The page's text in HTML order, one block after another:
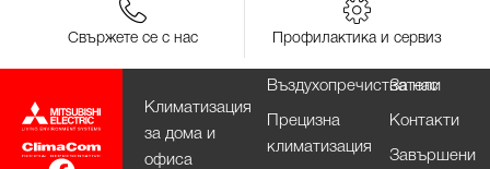
Свържете се с нас Профилактика и сервиз
Климатизация
за дома и
офиса
Въздухопречистватели
Прецизна
климатизация
За нас
Контакти
Завършени